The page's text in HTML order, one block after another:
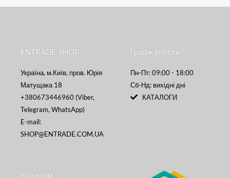
ENTRADE-SHOP
Україна, м.Київ, пров. Юрія
Матущака 18
+380673446960 (Viber,
Telegram, WhatsApp)
E-mail:
SHOP@ENTRADE.COM.UA
Графік роботи
Пн-Пт: 09:00 - 18:00
Сб-Нд: вихідні дні
КАТАЛОГИ
Клієнтам